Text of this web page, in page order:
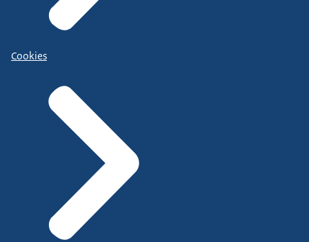
Cookies